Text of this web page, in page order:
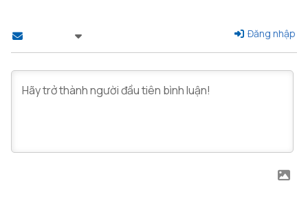
Đăng nhập